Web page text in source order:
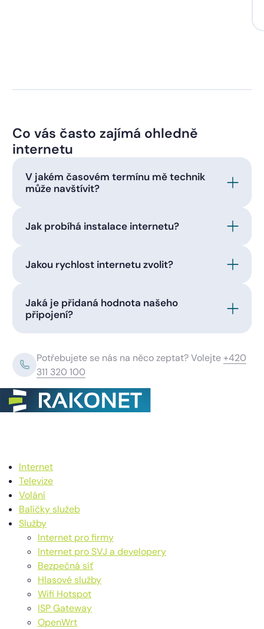
Co vás často zajímá ohledně
internetu
V jakém časovém termínu mě technik
může navštívit?
Jak probíhá instalace internetu?
Jakou rychlost internetu zvolit?
Jaká je přidaná hodnota našeho
připojení?
Potřebujete se nás na něco zeptat? Volejte+420
311 320 100
Internet
Televize
Volání
Balíčky služeb
Služby
Internet pro firmy
Internet pro SVJ a developery
Bezpečná síť
Hlasové služby
Wifi Hotspot
ISP Gateway
OpenWrt